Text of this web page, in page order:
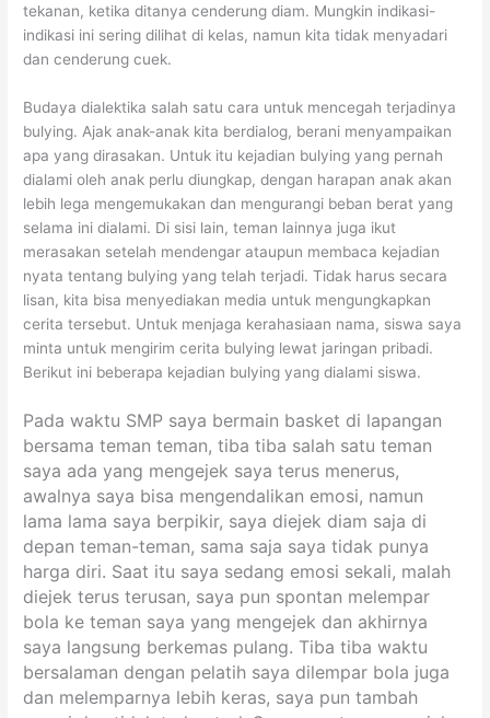
tekanan, ketika ditanya cenderung diam. Mungkin indikasi-
indikasi ini sering dilihat di kelas, namun kita tidak menyadari
dan cenderung cuek.
Budaya dialektika salah satu cara untuk mencegah terjadinya
bulying. Ajak anak-anak kita berdialog, berani menyampaikan
apa yang dirasakan. Untuk itu kejadian bulying yang pernah
dialami oleh anak perlu diungkap, dengan harapan anak akan
lebih lega mengemukakan dan mengurangi beban berat yang
selama ini dialami. Di sisi lain, teman lainnya juga ikut
merasakan setelah mendengar ataupun membaca kejadian
nyata tentang bulying yang telah terjadi. Tidak harus secara
lisan, kita bisa menyediakan media untuk mengungkapkan
cerita tersebut. Untuk menjaga kerahasiaan nama, siswa saya
minta untuk mengirim cerita bulying lewat jaringan pribadi.
Berikut ini beberapa kejadian bulying yang dialami siswa.
Pada waktu SMP saya bermain basket di lapangan
bersama teman teman, tiba tiba salah satu teman
saya ada yang mengejek saya terus menerus,
awalnya saya bisa mengendalikan emosi, namun
lama lama saya berpikir, saya diejek diam saja di
depan teman-teman, sama saja saya tidak punya
harga diri. Saat itu saya sedang emosi sekali, malah
diejek terus terusan, saya pun spontan melempar
bola ke teman saya yang mengejek dan akhirnya
saya langsung berkemas pulang. Tiba tiba waktu
bersalaman dengan pelatih saya dilempar bola juga
dan melemparnya lebih keras, saya pun tambah